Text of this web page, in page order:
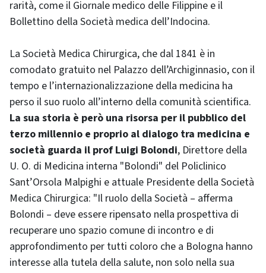
rarità, come il Giornale medico delle Filippine e il
Bollettino della Società medica dell’Indocina.
La Società Medica Chirurgica, che dal 1841 è in
comodato gratuito nel Palazzo dell’Archiginnasio, con il
tempo e l’internazionalizzazione della medicina ha
perso il suo ruolo all’interno della comunità scientifica.
La sua storia è però una risorsa per il pubblico del
terzo millennio e proprio al dialogo tra medicina e
società guarda il prof Luigi Bolondi, Direttore della
U. O. di Medicina interna "Bolondi" del Policlinico
Sant’Orsola Malpighi e attuale Presidente della Società
Medica Chirurgica: "Il ruolo della Società – afferma
Bolondi – deve essere ripensato nella prospettiva di
recuperare uno spazio comune di incontro e di
approfondimento per tutti coloro che a Bologna hanno
interesse alla tutela della salute, non solo nella sua